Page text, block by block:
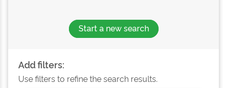
Start a new search
Add filters:
Use filters to refine the search results.